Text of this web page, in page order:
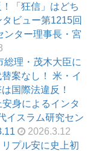
「狂信」はどち
ビュー第1215回
ンター理事長・宮
総理・茂木大臣に
案なし！ 米・イ
国際法違反！
安身によるインタ
イスラム研究セン
2026.3.12
リプル安に史上初